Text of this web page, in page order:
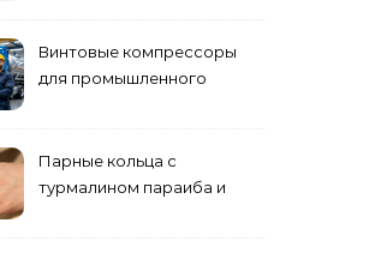
Винтовые компрессоры
для промышленного
Парные кольца с
турмалином параиба и